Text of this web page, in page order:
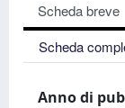
Scheda breve
Scheda
Anno di